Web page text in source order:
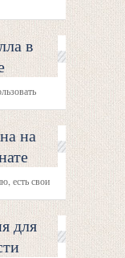
в
на
есть свои
для